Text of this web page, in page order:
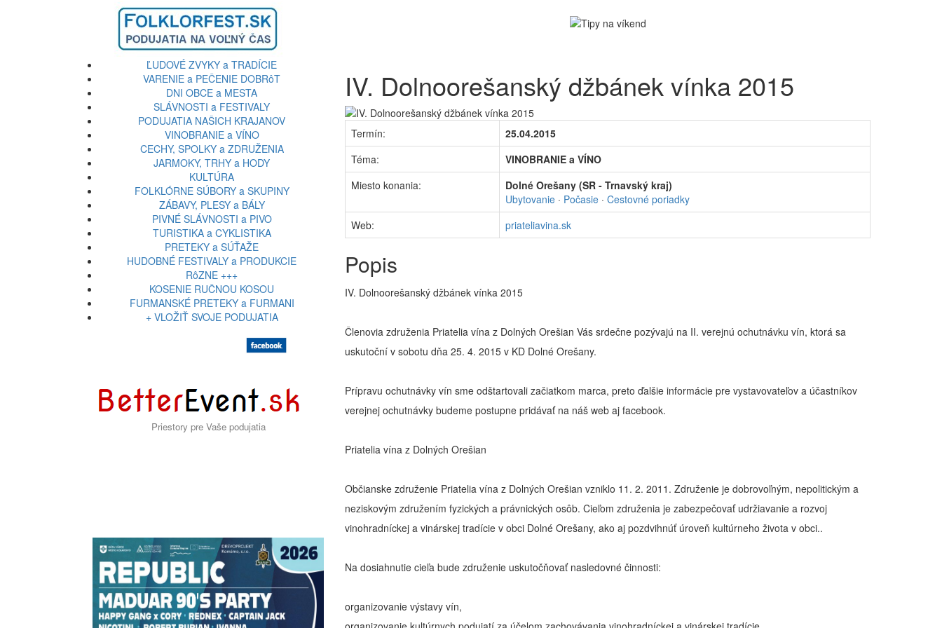
ĽUDOVÉ ZVYKY a TRADÍCIE
VARENIE a PEČENIE DOBRôT
DNI OBCE a MESTA
SLÁVNOSTI a FESTIVALY
PODUJATIA NAŠICH KRAJANOV
VINOBRANIE a VÍNO
CECHY, SPOLKY a ZDRUŽENIA
JARMOKY, TRHY a HODY
KULTÚRA
FOLKLÓRNE SÚBORY a SKUPINY
ZÁBAVY, PLESY a BÁLY
PIVNÉ SLÁVNOSTI a PIVO
TURISTIKA a CYKLISTIKA
PRETEKY a SÚŤAŽE
HUDOBNÉ FESTIVALY a PRODUKCIE
RôZNE +++
KOSENIE RUČNOU KOSOU
FURMANSKÉ PRETEKY a FURMANI
+ VLOŽIŤ SVOJE PODUJATIA
Priestory pre Vaše podujatia
IV. Dolnoorešanský džbánek vínka 2015
Termín:
25.04.2015
Téma:
VINOBRANIE a VÍNO
Miesto konania:
Dolné Orešany (SR - Trnavský kraj)
Ubytovanie · Počasie · Cestovné poriadky
Web:
priateliavina.sk
Popis
IV. Dolnoorešanský džbánek vínka 2015
Členovia združenia Priatelia vína z Dolných Orešian Vás srdečne pozývajú na II. verejnú ochutnávku vín, ktorá sa
uskutoční v sobotu dňa 25. 4. 2015 v KD Dolné Orešany.
Prípravu ochutnávky vín sme odštartovali začiatkom marca, preto ďalšie informácie pre vystavovateľov a účastníkov
verejnej ochutnávky budeme postupne pridávať na náš web aj facebook.
Priatelia vína z Dolných Orešian
Občianske združenie Priatelia vína z Dolných Orešian vzniklo 11. 2. 2011. Združenie je dobrovoľným, nepolitickým a
neziskovým združením fyzických a právnických osôb. Cieľom združenia je zabezpečovať udržiavanie a rozvoj
vinohradníckej a vinárskej tradície v obci Dolné Orešany, ako aj pozdvihnúť úroveň kultúrneho života v obci..
Na dosiahnutie cieľa bude združenie uskutočňovať nasledovné činnosti:
organizovanie výstavy vín,